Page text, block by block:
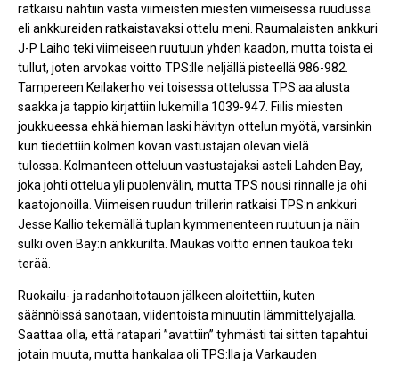
ratkaisu nähtiin vasta viimeisten miesten viimeisessä ruudussa
eli ankkureiden ratkaistavaksi ottelu meni. Raumalaisten ankkuri
J-P Laiho teki viimeiseen ruutuun yhden kaadon, mutta toista ei
tullut, joten arvokas voitto TPS:lle neljällä pisteellä 986-982.
Tampereen Keilakerho vei toisessa ottelussa TPS:aa alusta
saakka ja tappio kirjattiin lukemilla 1039-947. Fiilis miesten
joukkueessa ehkä hieman laski hävityn ottelun myötä, varsinkin
kun tiedettiin kolmen kovan vastustajan olevan vielä
tulossa. Kolmanteen otteluun vastustajaksi asteli Lahden Bay,
joka johti ottelua yli puolenvälin, mutta TPS nousi rinnalle ja ohi
kaatojonoilla. Viimeisen ruudun trillerin ratkaisi TPS:n ankkuri
Jesse Kallio tekemällä tuplan kymmenenteen ruutuun ja näin
sulki oven Bay:n ankkurilta. Maukas voitto ennen taukoa teki
terää.
Ruokailu- ja radanhoitotauon jälkeen aloitettiin, kuten
säännöissä sanotaan, viidentoista minuutin lämmittelyajalla.
Saattaa olla, että ratapari ”avattiin” tyhmästi tai sitten tapahtui
jotain muuta, mutta hankalaa oli TPS:lla ja Varkauden